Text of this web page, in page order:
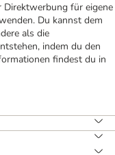
Direktwerbung für eigene
Du kannst dem
als die
indem du den
findest du in